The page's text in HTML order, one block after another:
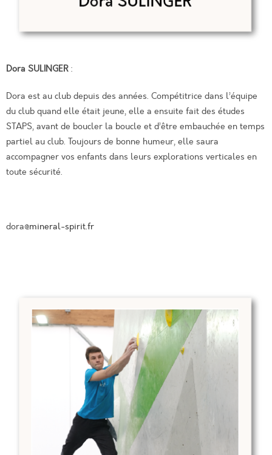
Dora SULINGER:
Dora est au club depuis des années. Compétitrice dans l’équipe
du club quand elle était jeune, elle a ensuite fait des études
STAPS, avant de boucler la boucle et d’être embauchée en temps
partiel au club. Toujours de bonne humeur, elle saura
accompagner vos enfants dans leurs explorations verticales en
toute sécurité.
dora@mineral-spirit.fr